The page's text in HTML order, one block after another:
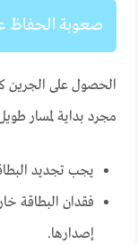
صعوبة الحفاظ
الحصول على الجرين
مجرد بداية لمسار
يجب تجديد
فقدان البطاقة
إصدارها.